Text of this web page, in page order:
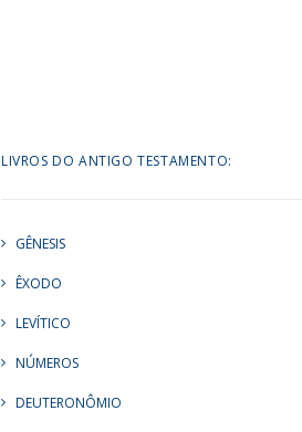
LIVROS DO ANTIGO TESTAMENTO:
GÊNESIS
ÊXODO
LEVÍTICO
NÚMEROS
DEUTERONÔMIO